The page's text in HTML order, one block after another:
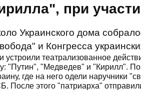
при
Украинского дома
и Конгресса
устроили театрализованное
"Путин", "Медведев" и "Кирилл". По
где на него одели наручники
После этого "патриарха"